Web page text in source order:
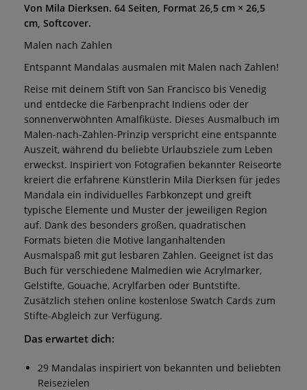
Von Mila Dierksen. 64 Seiten, Format 26,5 cm × 26,5
cm, Softcover.
Malen nach Zahlen
Entspannt Mandalas ausmalen mit Malen nach Zahlen!
Reise mit deinem Stift von San Francisco bis Venedig
und entdecke die Farbenpracht Indiens oder der
sonnenverwöhnten Amalfiküste. Dieses Ausmalbuch im
Malen-nach-Zahlen-Prinzip verspricht eine entspannte
Auszeit, während du beliebte Urlaubsziele zum Leben
erweckst. Inspiriert von Fotografien bekannter Reiseorte
kreiert die erfahrene Künstlerin Mila Dierksen für jedes
Mandala ein individuelles Farbkonzept und greift
typische Elemente und Muster der jeweiligen Region
auf. Dank des besonders großen, quadratischen
Formats bieten die Motive langanhaltenden
Ausmalspaß mit gut lesbaren Zahlen. Geeignet ist das
Buch für verschiedene Malmedien wie Acrylmarker,
Gelstifte, Gouache, Acrylfarben oder Buntstifte.
Zusätzlich stehen online kostenlose Swatch Cards zum
Stifte-Abgleich zur Verfügung.
Das erwartet dich:
29 Mandalas inspiriert von bekannten und beliebten
Reisezielen